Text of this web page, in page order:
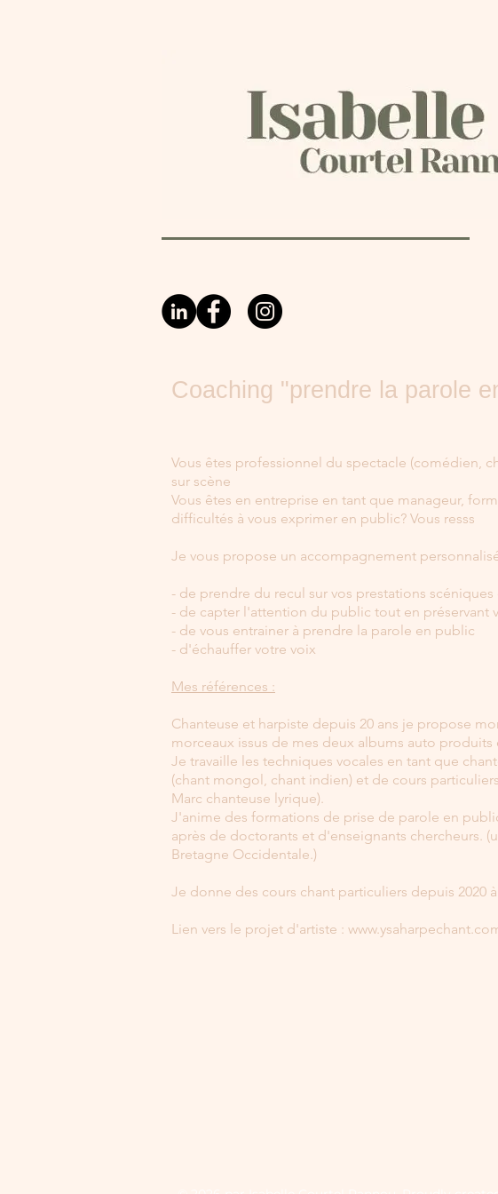
Coaching "prendre la parole
Vous êtes professionnel du spectacle (comédien,
sur scène
Vous êtes en entreprise en tant que manageur,
difficultés à vous exprimer en public? Vous resss
Je vous propose un accompagnement
- de prendre du recul sur vos prestations scéniques
- de capter l'attention du public tout en préservant
- de vous entrainer à prendre la parole en public
- d'échauffer votre voix
Mes références :
Chanteuse et harpiste depuis 20 ans je propose
morceaux issus de mes deux albums auto
Je travaille les techniques vocales en tant que
(chant mongol, chant indien) et de cours
Marc chanteuse lyrique).
J'anime des formations de prise de parole en
après de doctorants et d'enseignants chercheurs.
Bretagne Occidentale.)
Je donne des cours chant particuliers depuis 2020
Lien vers le projet d'artiste :